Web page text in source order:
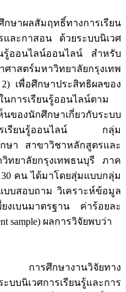
ษาผลสัมฤทธิ์ทางการเรียน
และกาสอน ด้วยระบบนิเวศ
นรู้ออนไลน์ออนไลน์ สำหรับ
สตร์มหาวิทยาลัยกรุงเทพ
เพื่อศึกษาประสิทธิผลของ
นการเรียนรู้ออนไลน์ตาม
ของนักศึกษาเกี่ยวกับระบบ
การเรียนรู้ออนไลน์ กลุ่ม
า สาขาวิชาหลักสูตรและ
ยาลัยกรุงเทพธนบุรี ภาค
30 คน ได้มาโดยสุ่มแบบกลุ่ม
บสอบถาม วิเคราะห์ข้อมูล
งเบนมาตรฐาน ค่าร้อยละ
sample) ผลการวิจัยพบว่า
า การศึกษางานวิจัยทาง
บนิเวศการเรียนรู้และการ